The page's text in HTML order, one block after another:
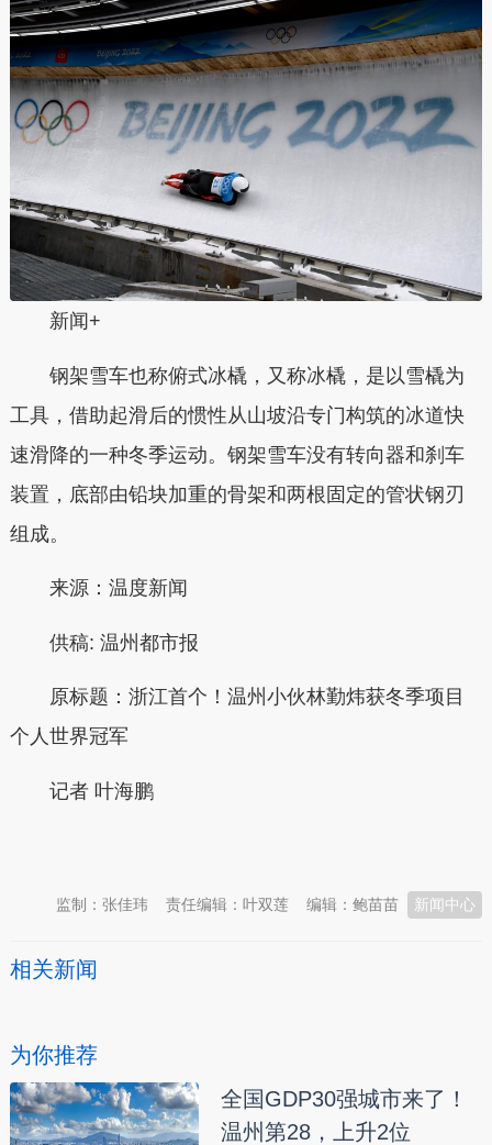
新闻+
钢架雪车也称俯式冰橇，又称冰橇，是以雪橇为
工具，借助起滑后的惯性从山坡沿专门构筑的冰道快
速滑降的一种冬季运动。钢架雪车没有转向器和刹车
装置，底部由铅块加重的骨架和两根固定的管状钢刃
组成。
来源：温度新闻
供稿: 温州都市报
原标题： 浙江首个！温州小伙林勤炜获冬季项目
个人世界冠军
记者 叶海鹏
新闻中心
编辑：鲍苗苗
责任编辑：叶双莲
监制：张佳玮
相关新闻
为你推荐
全国GDP30强城市来了！
温州第28，上升2位